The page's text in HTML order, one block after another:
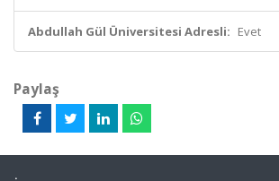
Abdullah Gül Üniversitesi Adresli: Evet
Paylaş